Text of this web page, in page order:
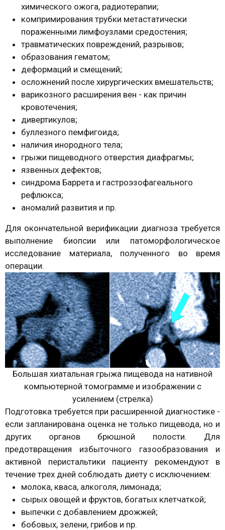
химического ожога, радиотерапии;
компримирования трубки метастатически
пораженными лимфоузлами средостения;
травматических повреждений, разрывов;
образования гематом;
деформаций и смещений;
осложнений после хирургических вмешательств;
варикозного расширения вен - как причин
кровотечения;
дивертикулов;
буллезного пемфигоида;
наличия инородного тела;
грыжи пищеводного отверстия диафрагмы;
язвенных дефектов;
синдрома Баррета и гастроэзофагеального
рефлюкса;
аномалий развития и пр.
Для окончательной верификации диагноза требуется
выполнение биопсии или патоморфологическое
исследование материала, полученного во время
операции.
Большая хиатальная грыжа пищевода на нативной
компьютерной томограмме и изображении с
усилением (стрелка)
Подготовка требуется при расширенной диагностике -
если запланирована оценка не только пищевода, но и
других органов брюшной полости. Для
предотвращения избыточного газообразования и
активной перистальтики пациенту рекомендуют в
течение трех дней соблюдать диету с исключением:
молока, кваса, алкоголя, лимонада;
сырых овощей и фруктов, богатых клетчаткой;
выпечки с добавлением дрожжей;
бобовых, зелени, грибов и пр.